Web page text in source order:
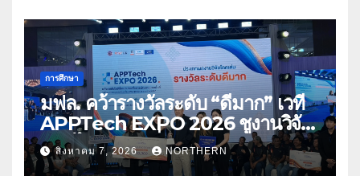
การศึกษา
มฟล. คว้ารางวัลระดับ “ดีมาก” เวที
APPTech EXPO 2026 ชูงานวิจัย
สมุนไพร ขับเคลื่อนนวัตกรรมสู่เชิง
พาณิชย์
สิงหาคม 7, 2026 NORTHERN